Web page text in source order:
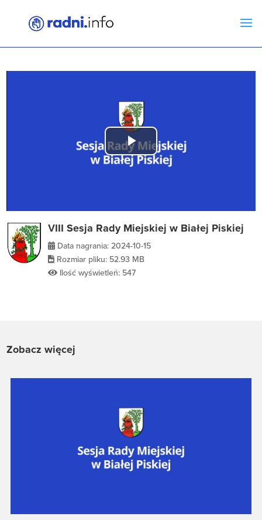
Play
VIII Sesja Rady Miejskiej w Białej Piskiej
Data nagrania: 2024-10-15
Rozmiar pliku: 52.93 MB
Ilość wyświetleń: 547
Zobacz więcej